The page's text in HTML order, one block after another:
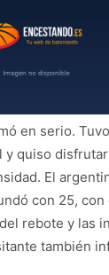
en serio.
y quiso
El
con 25,
rebote y las
también